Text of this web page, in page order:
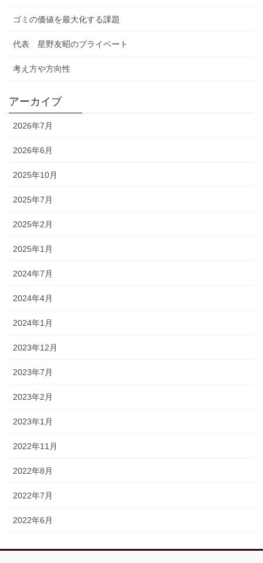
ゴミの価値を最大化する課題
代表 星野友昭のプライベート
考え方や方向性
アーカイブ
2026年7月
2026年6月
2025年10月
2025年7月
2025年2月
2025年1月
2024年7月
2024年4月
2024年1月
2023年12月
2023年7月
2023年2月
2023年1月
2022年11月
2022年8月
2022年7月
2022年6月